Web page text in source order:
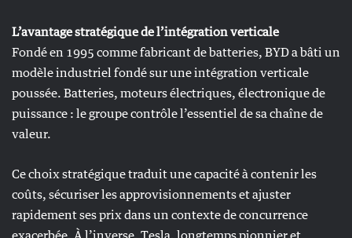
L’avantage stratégique de l’intégration verticale
Fondé en 1995 comme fabricant de batteries, BYD a bâti un
modèle industriel fondé sur une intégration verticale
poussée. Batteries, moteurs électriques, électronique de
puissance : le groupe contrôle l’essentiel de sa chaîne de
valeur.
Ce choix stratégique traduit une capacité à contenir les
coûts, sécuriser les approvisionnements et ajuster
rapidement ses prix dans un contexte de concurrence